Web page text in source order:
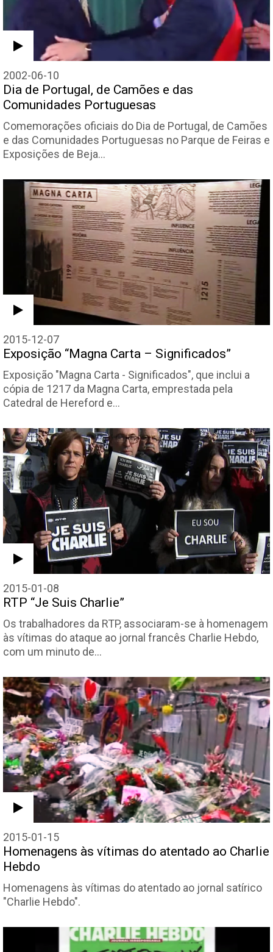
2002-06-10
Dia de Portugal, de Camões e das
Comunidades Portuguesas
Comemorações oficiais do Dia de Portugal, de Camões
e das Comunidades Portuguesas no Parque de Feiras e
Exposições de Beja…
2015-12-07
Exposição “Magna Carta – Significados”
Exposição "Magna Carta - Significados", que inclui a
cópia de 1217 da Magna Carta, emprestada pela
Catedral de Hereford e…
2015-01-08
RTP “Je Suis Charlie”
Os trabalhadores da RTP, associaram-se à homenagem
às vítimas do ataque ao jornal francês Charlie Hebdo,
com um minuto de…
2015-01-15
Homenagens às vítimas do atentado ao Charlie
Hebdo
Homenagens às vítimas do atentado ao jornal satírico
"Charlie Hebdo".